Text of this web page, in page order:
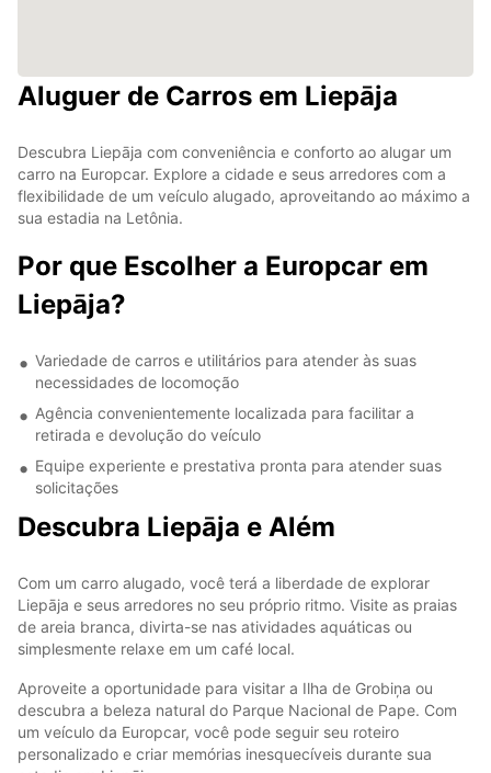
Aluguer de Carros em Liepāja
Descubra Liepāja com conveniência e conforto ao alugar um
carro na Europcar. Explore a cidade e seus arredores com a
flexibilidade de um veículo alugado, aproveitando ao máximo a
sua estadia na Letônia.
Por que Escolher a Europcar em
Liepāja?
Variedade de carros e utilitários para atender às suas
necessidades de locomoção
Agência convenientemente localizada para facilitar a
retirada e devolução do veículo
Equipe experiente e prestativa pronta para atender suas
solicitações
Descubra Liepāja e Além
Com um carro alugado, você terá a liberdade de explorar
Liepāja e seus arredores no seu próprio ritmo. Visite as praias
de areia branca, divirta-se nas atividades aquáticas ou
simplesmente relaxe em um café local.
Aproveite a oportunidade para visitar a Ilha de Grobiņa ou
descubra a beleza natural do Parque Nacional de Pape. Com
um veículo da Europcar, você pode seguir seu roteiro
personalizado e criar memórias inesquecíveis durante sua